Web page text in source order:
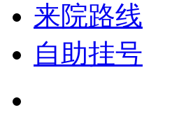
来院路线
自助挂号